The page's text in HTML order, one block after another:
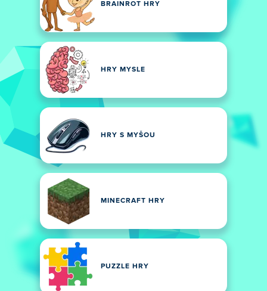
BRAINROT HRY
HRY MYSLE
HRY S MYŠOU
MINECRAFT HRY
PUZZLE HRY